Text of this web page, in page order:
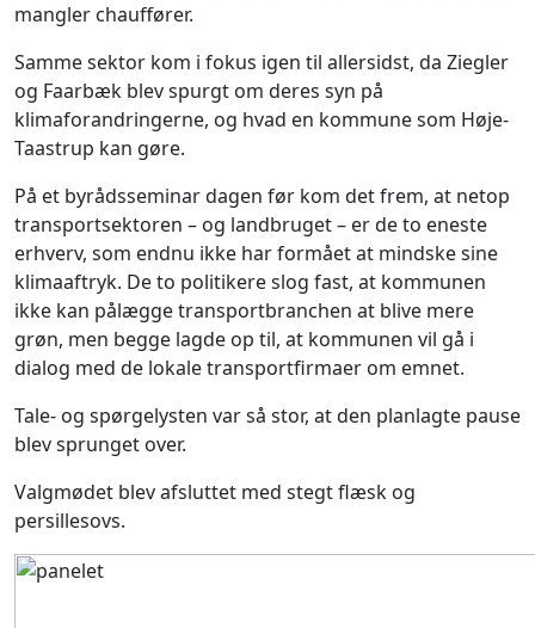
mangler chauffører.
Samme sektor kom i fokus igen til allersidst, da Ziegler
og Faarbæk blev spurgt om deres syn på
klimaforandringerne, og hvad en kommune som Høje-
Taastrup kan gøre.
På et byrådsseminar dagen før kom det frem, at netop
transportsektoren – og landbruget – er de to eneste
erhverv, som endnu ikke har formået at mindske sine
klimaaftryk. De to politikere slog fast, at kommunen
ikke kan pålægge transportbranchen at blive mere
grøn, men begge lagde op til, at kommunen vil gå i
dialog med de lokale transportfirmaer om emnet.
Tale- og spørgelysten var så stor, at den planlagte pause
blev sprunget over.
Valgmødet blev afsluttet med stegt flæsk og
persillesovs.